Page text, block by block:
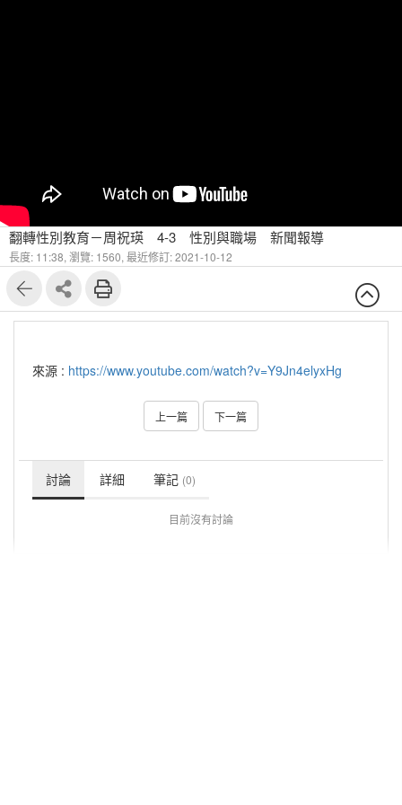
翻轉性別教育－周祝瑛 4-3 性別與職場 新聞報導
長度: 11:38, 瀏覽: 1560, 最近修訂: 2021-10-12
來源 : https://www.youtube.com/watch?v=Y9Jn4elyxHg
上一篇 下一篇
討論 詳細 筆記 (0)
目前沒有討論